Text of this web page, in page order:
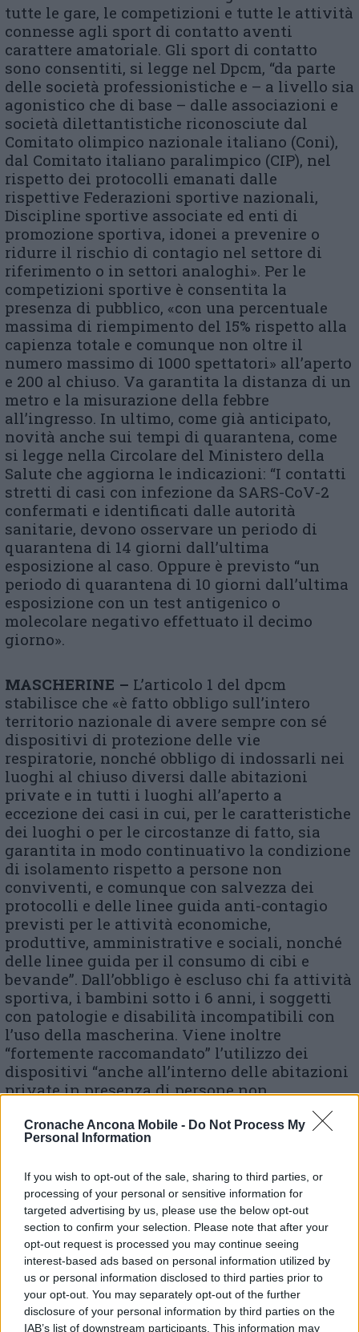
Cronache Ancona Mobile - Do Not Process My
Personal Information
If you wish to opt-out of the sale, sharing to third parties, or
processing of your personal or sensitive information for
targeted advertising by us, please use the below opt-out
section to confirm your selection. Please note that after your
opt-out request is processed you may continue seeing
interest-based ads based on personal information utilized by
us or personal information disclosed to third parties prior to
your opt-out. You may separately opt-out of the further
disclosure of your personal information by third parties on the
IAB’s list of downstream participants. This information may
tutte le gare, le competizioni e tutte le attività
connesse agli sport di contatto aventi
carattere amatoriale. Gli sport di contatto
sono consentiti, si legge nel Dpcm, “da parte
delle società professionistiche e – a livello sia
agonistico che di base – dalle associazioni e
società dilettantistiche riconosciute dal
Comitato olimpico nazionale italiano (Coni),
dal Comitato italiano paralimpico (CIP), nel
rispetto dei protocolli emanati dalle
rispettive Federazioni sportive nazionali,
Discipline sportive associate ed enti di
promozione sportiva, idonei a prevenire o
ridurre il rischio di contagio nel settore di
riferimento o in settori analoghi». Per le
competizioni sportive è consentita la
presenza di pubblico, «con una percentuale
massima di riempimento del 15% rispetto alla
capienza totale e comunque non oltre il
numero massimo di 1000 spettatori» all’aperto
e 200 al chiuso. Va garantita la distanza di un
metro e la misurazione della febbre
all’ingresso. In ultimo, come già anticipato,
novità anche sui tempi di quarantena, come
si legge nella Circolare del Ministero della
Salute che aggiorna le indicazioni: “I contatti
stretti di casi con infezione da SARS-CoV-2
confermati e identificati dalle autorità
sanitarie, devono osservare un periodo di
quarantena di 14 giorni dall’ultima
esposizione al caso. Oppure è previsto “un
periodo di quarantena di 10 giorni dall’ultima
esposizione con un test antigenico o
molecolare negativo effettuato il decimo
giorno».
MASCHERINE – L’articolo 1 del dpcm
stabilisce che «è fatto obbligo sull’intero
territorio nazionale di avere sempre con sé
dispositivi di protezione delle vie
respiratorie, nonché obbligo di indossarli nei
luoghi al chiuso diversi dalle abitazioni
private e in tutti i luoghi all’aperto a
eccezione dei casi in cui, per le caratteristiche
dei luoghi o per le circostanze di fatto, sia
garantita in modo continuativo la condizione
di isolamento rispetto a persone non
conviventi, e comunque con salvezza dei
protocolli e delle linee guida anti-contagio
previsti per le attività economiche,
produttive, amministrative e sociali, nonché
delle linee guida per il consumo di cibi e
bevande”. Dall’obbligo è escluso chi fa attività
sportiva, i bambini sotto i 6 anni, i soggetti
con patologie e disabilità incompatibili con
l’uso della mascherina. Viene inoltre
“fortemente raccomandato” l’utilizzo dei
dispositivi “anche all’interno delle abitazioni
private in presenza di persone non
La movida in un centro storico